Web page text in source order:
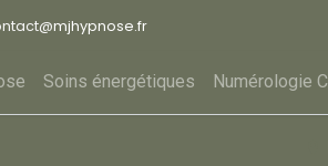
mjhypnose.fr
Soins énergétiques Numérologie